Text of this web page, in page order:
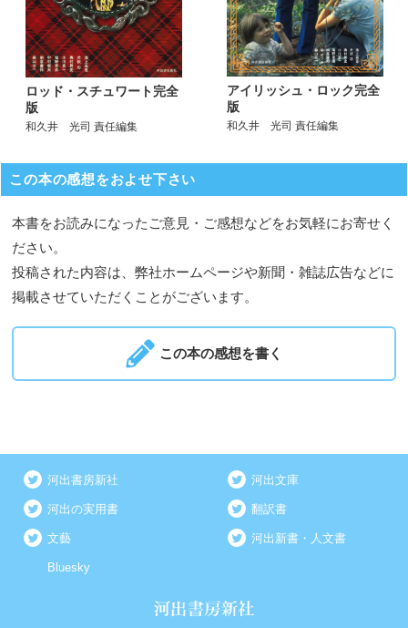
ロッド・スチュワート完全
版
和久井 光司 責任編集
アイリッシュ・ロック完全
版
和久井 光司 責任編集
この本の感想をおよせ下さい
本書をお読みになったご意見・ご感想などをお気軽にお寄せく
ださい。
投稿された内容は、弊社ホームページや新聞・雑誌広告などに
掲載させていただくことがございます。
この本の感想を書く
河出書房新社 河出文庫
河出の実用書 翻訳書
文藝 河出新書・人文書
Bluesky